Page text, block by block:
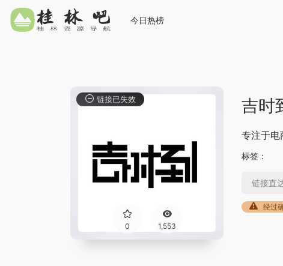
今日热榜
0 1,553
链接已失效 吉时
专注于电
标签：
链接直
经过